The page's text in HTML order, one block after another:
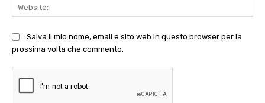
Salva il mio nome, email e sito web in questo browser per la
prossima volta che commento.